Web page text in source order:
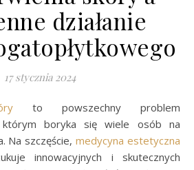
działanie
17 stycznia 2024
to powszechny problem
którym boryka się wiele osób na
Na szczęście,medycyna estetyczna
innowacyjnych i skutecznych